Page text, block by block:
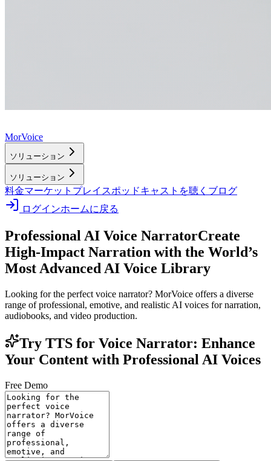
MorVoice
ソリューション
ソリューション
料金マーケットプレイスポッドキャストを聴く ブログ
ログインホームに戻る
Professional AI Voice NarratorCreate
High-Impact Narration with the World’s
Most Advanced AI Voice Library
Looking for the perfect voice narrator? MorVoice offers a diverse
range of professional, emotive, and realistic AI voices for narration,
audiobooks, and video production.
Try TTS for Voice Narrator: Enhance
Your Content with Professional AI Voices
Free Demo